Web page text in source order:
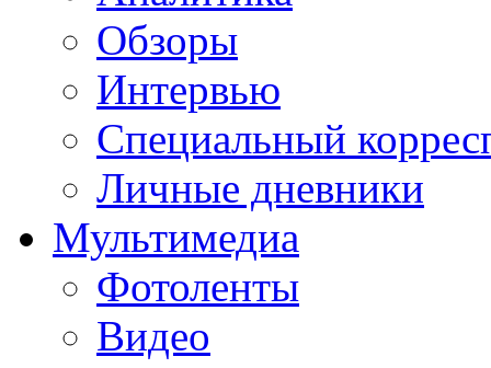
Обзоры
Интервью
Специальный
Личные дневники
Мультимедиа
Фотоленты
Видео